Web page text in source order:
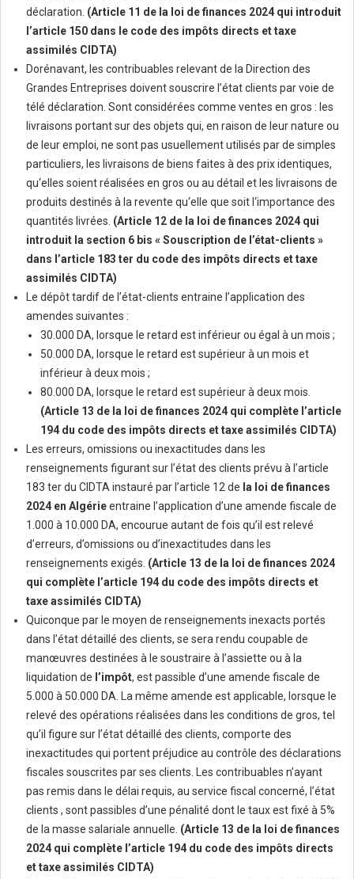
déclaration. (Article 11 de la loi de finances 2024 qui introduit
l’article 150 dans le code des impôts directs et taxe
assimilés CIDTA)
Dorénavant, les contribuables relevant de la Direction des
Grandes Entreprises doivent souscrire l’état clients par voie de
télé déclaration. Sont considérées comme ventes en gros : les
livraisons portant sur des objets qui, en raison de leur nature ou
de leur emploi, ne sont pas usuellement utilisés par de simples
particuliers, les livraisons de biens faites à des prix identiques,
qu‘elles soient réalisées en gros ou au détail et les livraisons de
produits destinés à la revente qu‘elle que soit l‘importance des
quantités livrées. (Article 12 de la loi de finances 2024 qui
introduit la section 6 bis « Souscription de l’état-clients »
dans l’article 183 ter du code des impôts directs et taxe
assimilés CIDTA)
Le dépôt tardif de l’état-clients entraine l’application des
amendes suivantes :
30.000 DA, lorsque le retard est inférieur ou égal à un mois ;
50.000 DA, lorsque le retard est supérieur à un mois et
inférieur à deux mois ;
80.000 DA, lorsque le retard est supérieur à deux mois.
(Article 13 de la loi de finances 2024 qui complète l’article
194 du code des impôts directs et taxe assimilés CIDTA)
Les erreurs, omissions ou inexactitudes dans les
renseignements figurant sur l’état des clients prévu à l’article
183 ter du CIDTA instauré par l’article 12 de la loi de finances
2024 en Algérieentraine l’application d’une amende fiscale de
1.000 à 10.000 DA, encourue autant de fois qu’il est relevé
d’erreurs, d’omissions ou d’inexactitudes dans les
renseignements exigés. (Article 13 de la loi de finances 2024
qui complète l’article 194 du code des impôts directs et
taxe assimilés CIDTA)
Quiconque par le moyen de renseignements inexacts portés
dans l’état détaillé des clients, se sera rendu coupable de
manœuvres destinées à le soustraire à l’assiette ou à la
liquidation de l’impôt, est passible d’une amende fiscale de
5.000 à 50.000 DA. La même amende est applicable, lorsque le
relevé des opérations réalisées dans les conditions de gros, tel
qu’il figure sur l’état détaillé des clients, comporte des
inexactitudes qui portent préjudice au contrôle des déclarations
fiscales souscrites par ses clients. Les contribuables n’ayant
pas remis dans le délai requis, au service fiscal concerné, l’état
clients , sont passibles d’une pénalité dont le taux est fixé à 5%
de la masse salariale annuelle. (Article 13 de la loi de finances
2024 qui complète l’article 194 du code des impôts directs
et taxe assimilés CIDTA)